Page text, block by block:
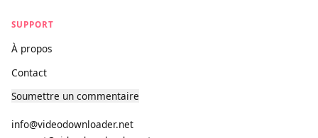
Le téléchargeur de médias universel le plus puissant au
PRODUITS